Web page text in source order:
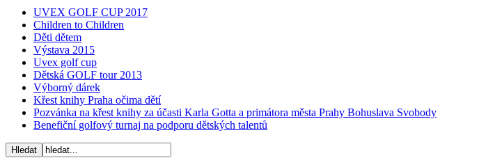
UVEX GOLF CUP 2017
Children to Children
Děti dětem
Výstava 2015
Uvex golf cup
Dětská GOLF tour 2013
Výborný dárek
Křest knihy Praha očima dětí
Pozvánka na křest knihy za účasti Karla Gotta a primátora města Prahy Bohuslava Svobody
Benefiční golfový turnaj na podporu dětských talentů